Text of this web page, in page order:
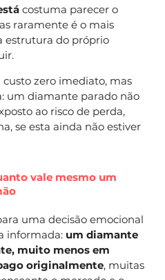
costuma parecer o
raramente é o mais
estrutura do próprio
zero imediato, mas
um diamante parado não
ao risco de perda,
se esta ainda não estiver
vale mesmo um
uma decisão emocional
informada: um diamante
muito menos em
originalmente, muitas